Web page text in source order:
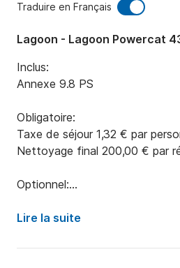
Traduire en Français
Lagoon - Lagoon Powercat
Inclus:
Annexe 9.8 PS
Obligatoire:
Taxe de séjour 1,32 € par
Nettoyage final 200,00 € par
Optionnel:
Filet de sécurité / bateaux de
Serviette 3.00 € par personne
Lire la suite